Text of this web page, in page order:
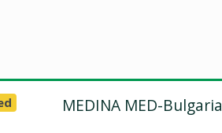
MEDINA MED-Bulgaria